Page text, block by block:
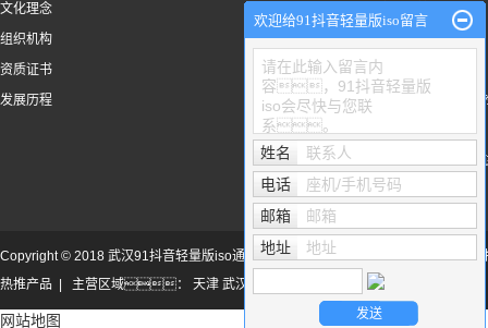
文化理念
组织机构
资质证书
发展历程
避雷器、绝缘子检测设备
串联谐振装置
局放在线监测及电力监测
电缆、线路检测及安全
SF6气体检测设备
接地电阻、绝缘电阻测
Copyright © 2018 武汉91抖音轻量版iso通电力科技有限公司. All Rights
热推产品 | 主营区域： 天津 武汉 成都
欢迎给91抖音轻量版iso留言
请在此输入留言内
容，91抖音轻量版
iso会尽快与您联
系。
姓名
联系人
电话
座机/手机号码
邮箱
邮箱
地址
地址
网站地图